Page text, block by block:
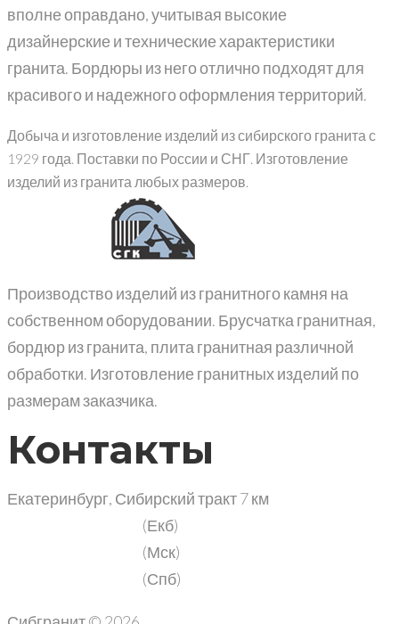
вполне оправдано, учитывая высокие
дизайнерские и технические характеристики
гранита. Бордюры из него отлично подходят для
красивого и надежного оформления территорий.
Добыча и изготовление изделий из сибирского гранита с
1929 года. Поставки по России и СНГ. Изготовление
изделий из гранита любых размеров.
Производство изделий из гранитного камня на
собственном оборудовании. Брусчатка гранитная,
бордюр из гранита, плита гранитная различной
обработки. Изготовление гранитных изделий по
размерам заказчика.
Контакты
Екатеринбург, Сибирский тракт 7 км
(Екб)
(Мск)
(Спб)